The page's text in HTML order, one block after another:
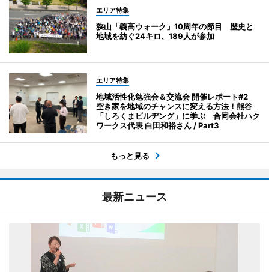
エリア特集
狭山「義高ウォーク」10周年の節目 歴史と
地域を紡ぐ24キロ、189人が参加
エリア特集
地域活性化勉強会＆交流会 開催レポート#2
空き家を地域のチャンスに変える方法！熊谷
「しろくまビルヂング」に学ぶ 合同会社ハク
ワークス代表 白田和裕さん / Part3
もっと見る
最新ニュース